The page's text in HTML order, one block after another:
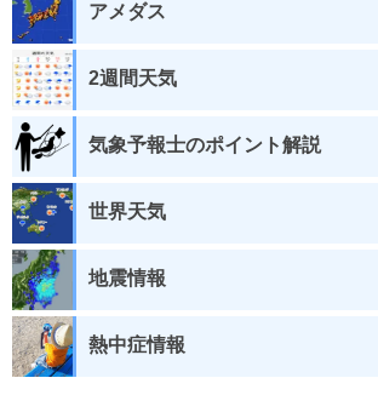
アメダス
2週間天気
気象予報士のポイント解説
世界天気
地震情報
熱中症情報